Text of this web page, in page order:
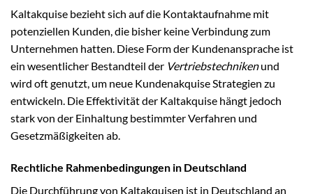
Kaltakquise bezieht sich auf die Kontaktaufnahme mit
potenziellen Kunden, die bisher keine Verbindung zum
Unternehmen hatten. Diese Form der Kundenansprache ist
ein wesentlicher Bestandteil der Vertriebstechnikenund
wird oft genutzt, um neue Kundenakquise Strategien zu
entwickeln. Die Effektivität der Kaltakquise hängt jedoch
stark von der Einhaltung bestimmter Verfahren und
Gesetzmäßigkeiten ab.
Rechtliche Rahmenbedingungen in Deutschland
Die Durchführung von Kaltakquisen ist in Deutschland an